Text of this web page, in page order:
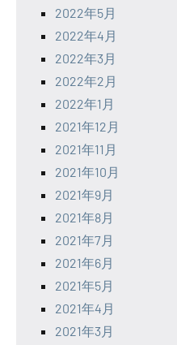
2022年5月
2022年4月
2022年3月
2022年2月
2022年1月
2021年12月
2021年11月
2021年10月
2021年9月
2021年8月
2021年7月
2021年6月
2021年5月
2021年4月
2021年3月